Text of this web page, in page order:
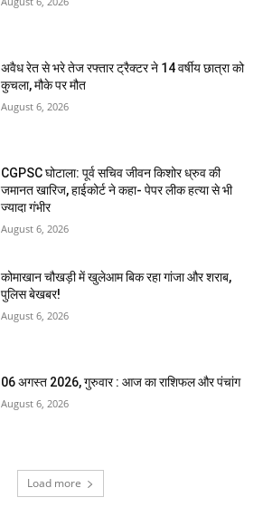
अवैध रेत से भरे तेज रफ्तार ट्रैक्टर ने 14 वर्षीय छात्रा को
कुचला, मौके पर मौत
August 6, 2026
CGPSC घोटाला: पूर्व सचिव जीवन किशोर ध्रुव की
जमानत खारिज, हाईकोर्ट ने कहा- पेपर लीक हत्या से भी
ज्यादा गंभीर
August 6, 2026
कोमाखान चौखड़ी में खुलेआम बिक रहा गांजा और शराब,
पुलिस बेखबर!
August 6, 2026
06 अगस्त 2026, गुरुवार : आज का राशिफल और पंचांग
August 6, 2026
Load more